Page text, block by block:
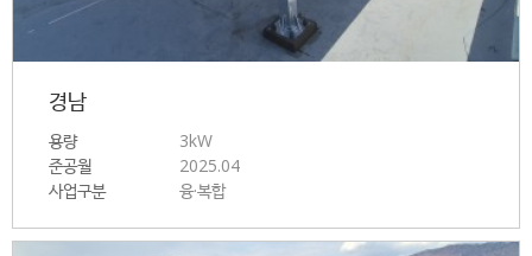
경남
용량
3kW
준공월
2025.04
사업구분
융·복합